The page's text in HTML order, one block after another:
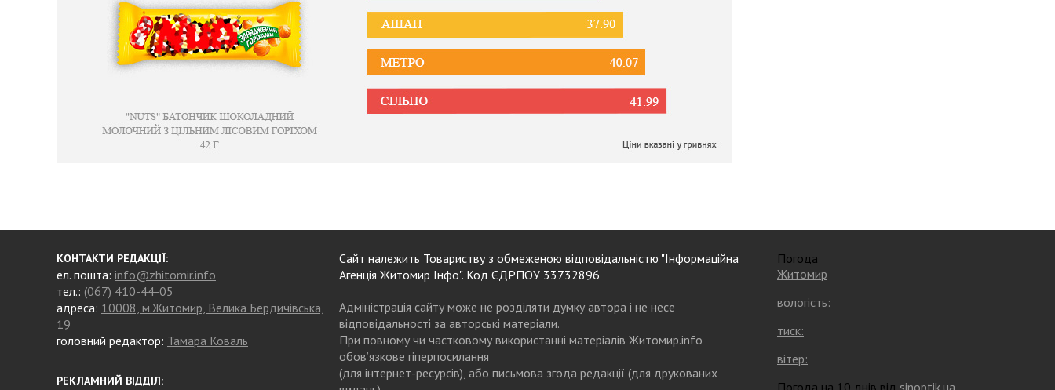
КОНТАКТИ РЕДАКЦІЇ:
ел. пошта: info@zhitomir.info
тел.: (067) 410-44-05
адреса: 10008, м.Житомир, Велика Бердичівська,
19
головний редактор: Тамара Коваль
РЕКЛАМНИЙ ВІДДІЛ:
Сайт належить Товариству з обмеженою відповідальністю "Інформаційна
Агенція Житомир Інфо". Код ЄДРПОУ 33732896
Адміністрація сайту може не розділяти думку автора і не несе
відповідальності за авторські матеріали.
При повному чи частковому використанні матеріалів Житомир.info
обов’язкове гіперпосилання
(для інтернет-ресурсів), або письмова згода редакції (для друкованих
Погода
Житомир
вологість:
тиск:
вітер:
Погода на 10 днів від sinoptik.ua